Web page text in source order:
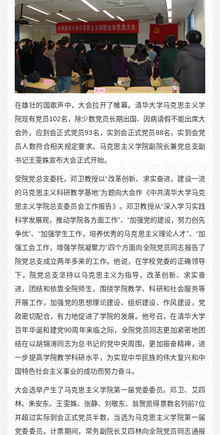
在雄壮的国歌声中，大会拉开了帷幕。清华大学马克思主义学
院现有党员102名，除少数党员长期出国、因病请假不能出席大
会外，应到会正式党员93名，实到会正式党员88名，实到会党
员人数符合相关规定要求。马克思主义学院副院长兼党总支副
书记王雯姝宣布大会正式开始。
受院党总支委托，邓卫教授以“改革创新、求实奋进，建设一流
的马克思主义科研教学基地”为题向大会作《中共清华大学马克
思主义学院总支委员会工作报告》。邓卫教授从“深入学习实践
科学发展观，推动学院各方面工作”、“加强党的建设，努力创先
争优”、“加强学生工作，培养优秀的马克思主义理论人才”、“加
强工会工作，增强学院凝聚力”四个方面向全院党员同志报告了
院党总支成立两年多来的工作。他说，在学校党委的正确领导
下，院党总支坚持以马克思主义为指导，改革创新、求实奋
进，团结和依靠全院师生，围绕学院教学、科研和社会服务等
开展工作，加强党的思想理论建设、组织建设、作风建设，党
政密切配合，有力地促进了学院的发展。他号召，在清华大学
百年华诞和建党90周年来临之际，全院党员同志更加紧密地团
结在以胡锦涛同志为总书记的党中央周围，更加振奋精神，进
一步提高学院教学科研水平，为实现中华民族的伟大复兴和中
国特色社会主义事业的成功而努力奋斗。
大会选举产生了马克思主义学院第一届党委委员。邓卫、艾四
林、朱安东、王雯姝、张静、刘敬东、翁贺凯得票数名列前7位
并超过实际到会正式党员半数，当选为马克思主义学院第一届
党委委员。计票期间，常务副院长艾四林向全院党员同志通报